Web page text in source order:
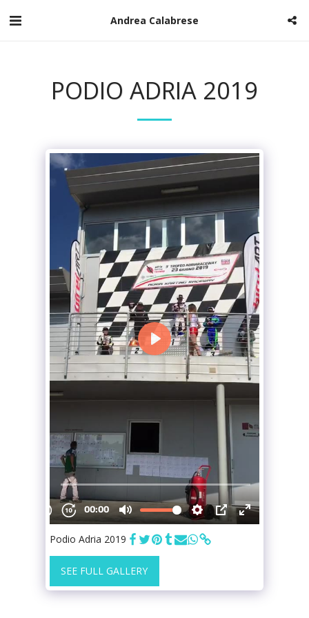
Andrea Calabrese
PODIO ADRIA 2019
Podio Adria 2019
SEE FULL GALLERY